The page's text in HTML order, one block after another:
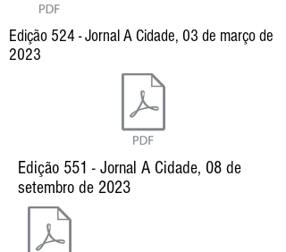
Edição 524 - Jornal A Cidade, 03 de março de
2023
Edição 551 - Jornal A Cidade, 08 de
setembro de 2023